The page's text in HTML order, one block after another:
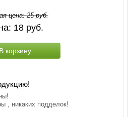
цена:25руб.
18 руб.
В корзину
, никаких подделок!